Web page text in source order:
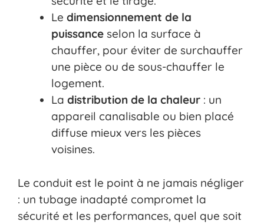
Le dimensionnement de la
puissance selon la surface à
chauffer, pour éviter de surchauffer
une pièce ou de sous-chauffer le
logement.
La distribution de la chaleur : un
appareil canalisable ou bien placé
diffuse mieux vers les pièces
voisines.
Le conduit est le point à ne jamais négliger
: un tubage inadapté compromet la
sécurité et les performances, quel que soit